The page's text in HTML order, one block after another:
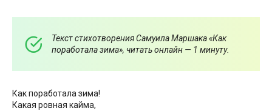
Текст стихотворения Самуила Маршака «Как
поработала зима», читать онлайн — 1 минуту.
Как поработала зима!
Какая ровная кайма,